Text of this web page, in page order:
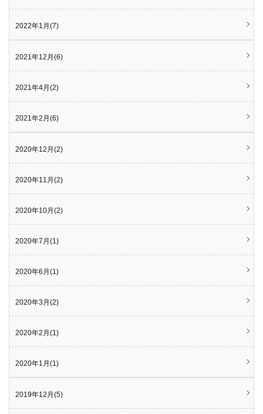
2022年1月(7)
2021年12月(6)
2021年4月(2)
2021年2月(6)
2020年12月(2)
2020年11月(2)
2020年10月(2)
2020年7月(1)
2020年6月(1)
2020年3月(2)
2020年2月(1)
2020年1月(1)
2019年12月(5)